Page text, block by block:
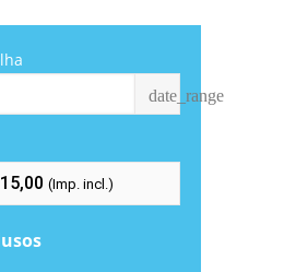
date_range
(Imp. incl.)